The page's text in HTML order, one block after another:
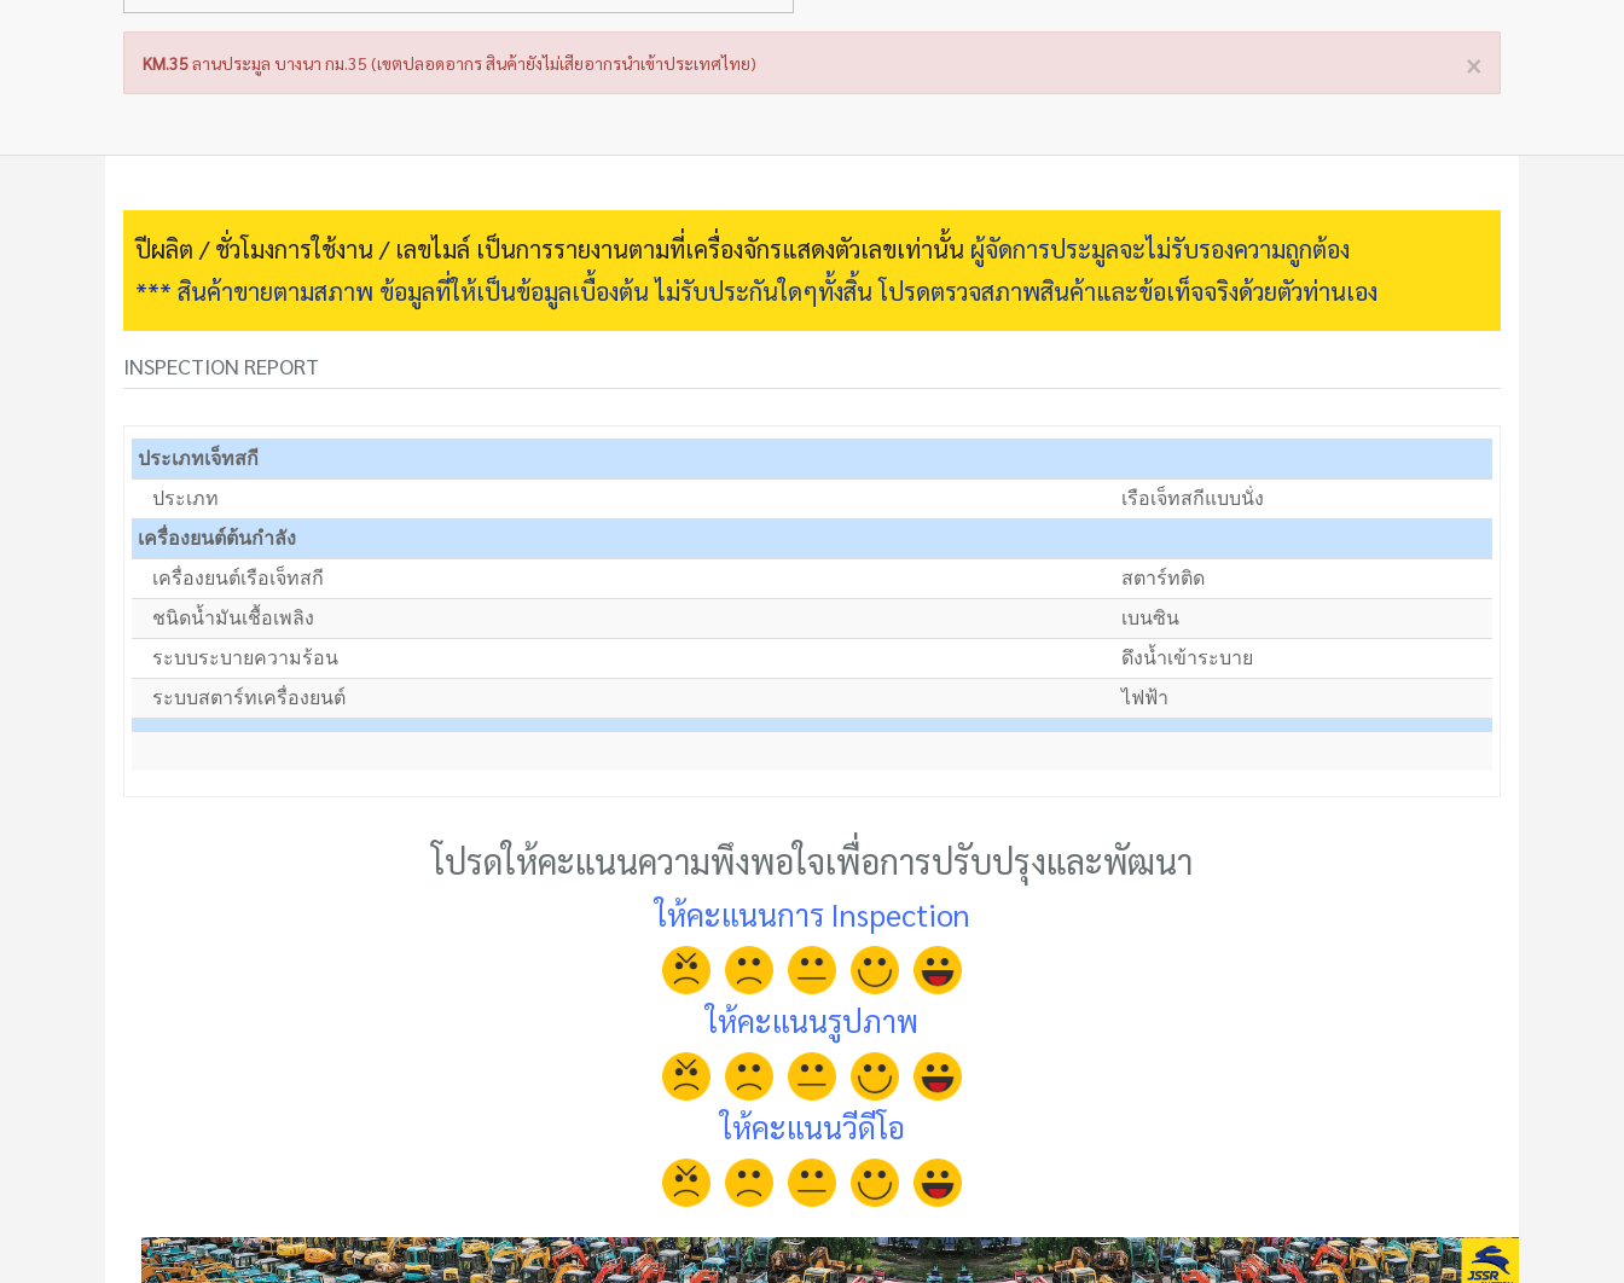
×
KM.35ลานประมูล บางนา กม.35 (เขตปลอดอากร สินค้ายังไม่เสียอากรนำเข้าประเทศไทย)
ปีผลิต / ชั่วโมงการใช้งาน / เลขไมล์ เป็นการรายงานตามที่เครื่องจักรแสดงตัวเลขเท่านั้น ผู้จัดการประมูลจะไม่รับรองความถูกต้อง
*** สินค้าขายตามสภาพ ข้อมูลที่ให้เป็นข้อมูลเบื้องต้น ไม่รับประกันใดๆทั้งสิ้น โปรดตรวจสภาพสินค้าและข้อเท็จจริงด้วยตัวท่านเอง
INSPECTION REPORT
ประเภทเจ็ทสกี
ประเภท
เรือเจ็ทสกีแบบนั่ง
เครื่องยนต์ต้นกำลัง
เครื่องยนต์เรือเจ็ทสกี
สตาร์ทติด
ชนิดน้ำมันเชื้อเพลิง
เบนซิน
ระบบระบายความร้อน
ดึงน้ำเข้าระบาย
ระบบสตาร์ทเครื่องยนต์
ไฟฟ้า
โปรดให้คะแนนความพึงพอใจเพื่อการปรับปรุงและพัฒนา
ให้คะแนนการ Inspection
ให้คะแนนรูปภาพ
ให้คะแนนวีดีโอ